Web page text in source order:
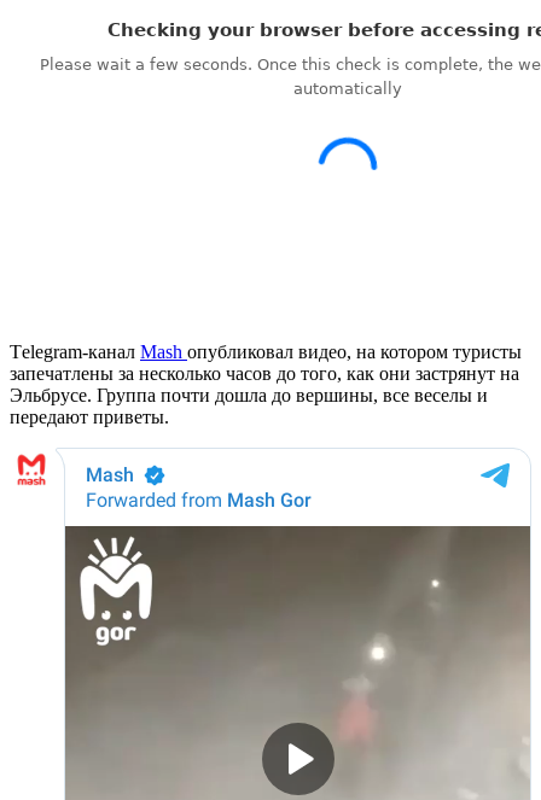
Тelegram-канал Mash опубликовал видео, на котором туристы
запечатлены за несколько часов до того, как они застрянут на
Эльбрусе. Группа почти дошла до вершины, все веселы и
передают приветы.